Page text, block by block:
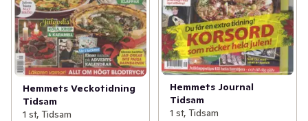
Hemmets Veckotidning
Tidsam
1 st, Tidsam
Hemmets Journal
Tidsam
1 st, Tidsam